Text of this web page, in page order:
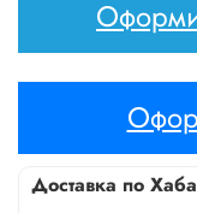
Доставка по